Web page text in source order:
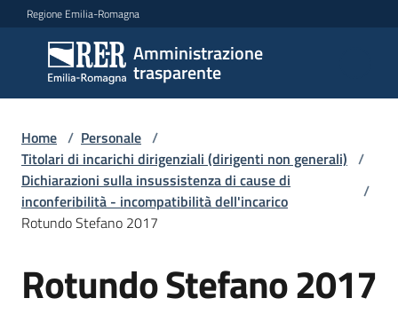
Vai al contenuto
Vai alla navigazione
Vai al footer
Regione Emilia-Romagna
Amministrazione
trasparente
Amministrazione
trasparente
Sottosezioni
Accesso
Home / Personale /
Titolari di incarichi dirigenziali (dirigenti non generali) /
Dichiarazioni sulla insussistenza di cause di
inconferibilità - incompatibilità dell'incarico
/
Rotundo Stefano 2017
Rotundo Stefano 2017